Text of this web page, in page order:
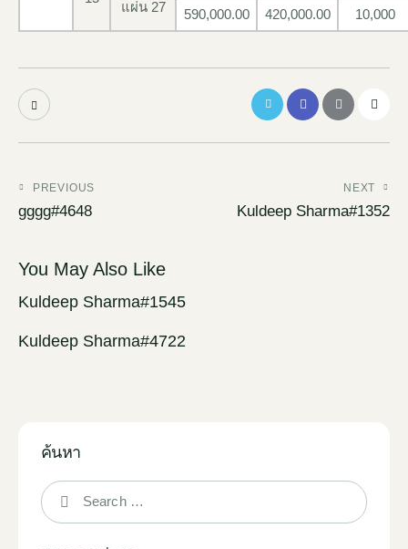
แผ่น 27
590,000.00 420,000.00 10,000
PREVIOUS
gggg#4648
NEXT
Kuldeep Sharma#1352
You May Also Like
Kuldeep Sharma#1545
Kuldeep Sharma#4722
ค้นหา